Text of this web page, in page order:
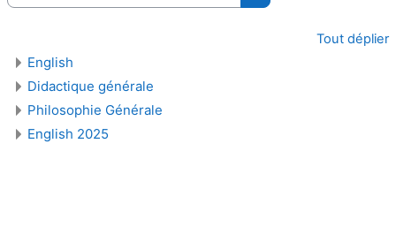
Rechercher des cours
Tout déplier
English
Didactique générale
Philosophie Générale
English 2025